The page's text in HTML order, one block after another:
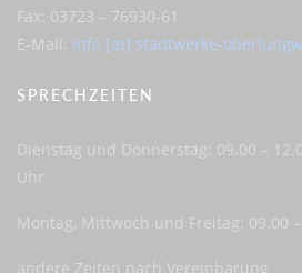
Fax: 03723 – 76930-61
E-Mail: info [at] stadtwerke-
SPRECHZEITEN
Dienstag und Donnerstag: 09.00 –
Uhr
Montag, Mittwoch und Freitag: 09.00
andere Zeiten nach Vereinbarung